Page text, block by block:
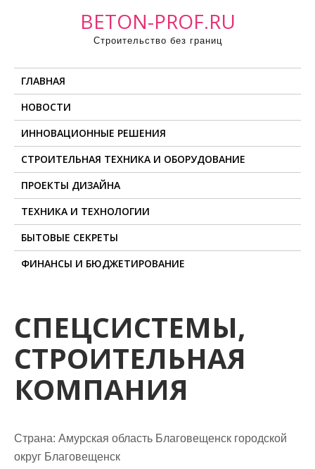
BETON-PROF.RU
Строительство без границ
ГЛАВНАЯ
НОВОСТИ
ИННОВАЦИОННЫЕ РЕШЕНИЯ
СТРОИТЕЛЬНАЯ ТЕХНИКА И ОБОРУДОВАНИЕ
ПРОЕКТЫ ДИЗАЙНА
ТЕХНИКА И ТЕХНОЛОГИИ
БЫТОВЫЕ СЕКРЕТЫ
ФИНАНСЫ И БЮДЖЕТИРОВАНИЕ
СПЕЦСИСТЕМЫ,
СТРОИТЕЛЬНАЯ
КОМПАНИЯ
Страна: Амурская область Благовещенск городской
округ Благовещенск